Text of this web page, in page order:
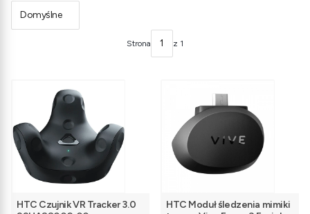
Domyślne
Strona z 1
HTC Czujnik VR Tracker 3.0
HTC Moduł śledzenia mimiki